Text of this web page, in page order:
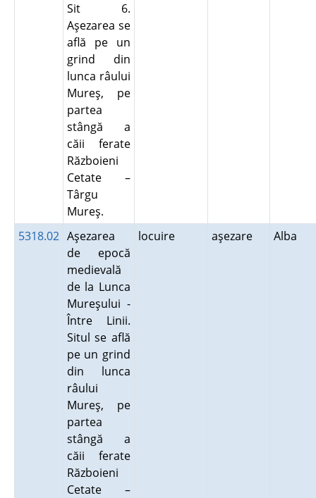
Sit 6.
Aşezarea se
află pe un
grind din
lunca râului
Mureş, pe
partea
stângă a
căii ferate
Războieni
Cetate –
Târgu
Mureş.
5318.02 Aşezarea
de epocă
medievală
de la Lunca
Mureşului -
Între Linii.
Situl se află
pe un grind
din lunca
râului
Mureş, pe
partea
stângă a
căii ferate
Războieni
Cetate –
locuire aşezare Alba